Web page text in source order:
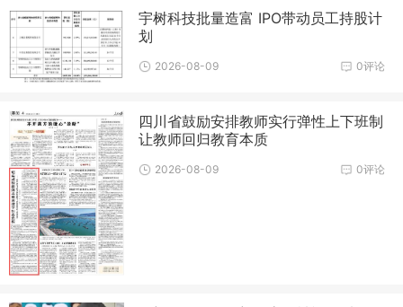
宇树科技批量造富 IPO带动员工持股计
划
0评论
2026-08-09
四川省鼓励安排教师实行弹性上下班制
让教师回归教育本质
0评论
2026-08-09